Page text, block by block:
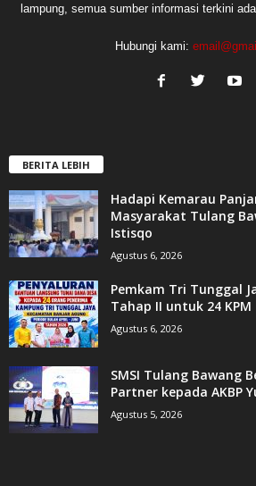
lampung, semua sumber informasi terkini
Hubungi kami:
BERITA LEBIH
Hadapi Kemarau
Masyarakat Tulang
Istisqo
Agustus 6, 2026
Pemkam Tri Tunggal
Tahap II untuk 24 KPM
Agustus 6, 2026
SMSI Tulang Bawang
Partner kepada AKBP
Agustus 5, 2026